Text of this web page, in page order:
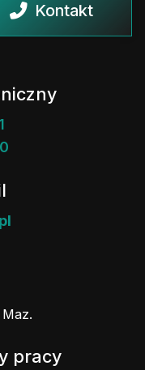
Kontakt
pracy